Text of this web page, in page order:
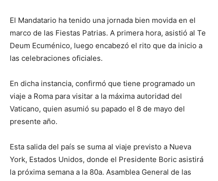
El Mandatario ha tenido una jornada bien movida en el
marco de las Fiestas Patrias. A primera hora, asistió al Te
Deum Ecuménico, luego encabezó el rito que da inicio a
las celebraciones oficiales.
En dicha instancia, confirmó que tiene programado un
viaje a Roma para visitar a la máxima autoridad del
Vaticano, quien asumió su papado el 8 de mayo del
presente año.
Esta salida del país se suma al viaje previsto a Nueva
York, Estados Unidos, donde el Presidente Boric asistirá
la próxima semana a la 80a. Asamblea General de las